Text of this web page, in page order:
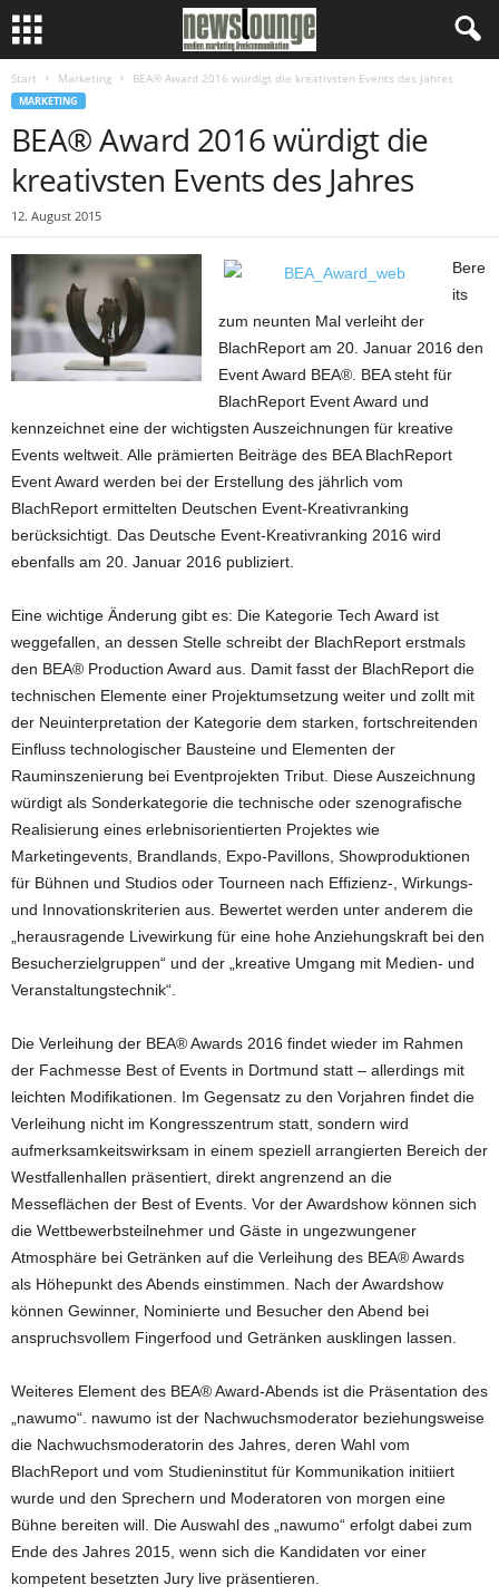
Start Marketing BEA® Award 2016 würdigt die kreativsten Events des Jahres
MARKETING
BEA® Award 2016 würdigt die
kreativsten Events des Jahres
12. August 2015
Bere
its
zum neunten Mal verleiht der
BlachReport am 20. Januar 2016 den
Event Award BEA®. BEA steht für
BlachReport Event Award und
kennzeichnet eine der wichtigsten Auszeichnungen für kreative
Events weltweit. Alle prämierten Beiträge des BEA BlachReport
Event Award werden bei der Erstellung des jährlich vom
BlachReport ermittelten Deutschen Event-Kreativranking
berücksichtigt. Das Deutsche Event-Kreativranking 2016 wird
ebenfalls am 20. Januar 2016 publiziert.
Eine wichtige Änderung gibt es: Die Kategorie Tech Award ist
weggefallen, an dessen Stelle schreibt der BlachReport erstmals
den BEA® Production Award aus. Damit fasst der BlachReport die
technischen Elemente einer Projektumsetzung weiter und zollt mit
der Neuinterpretation der Kategorie dem starken, fortschreitenden
Einfluss technologischer Bausteine und Elementen der
Rauminszenierung bei Eventprojekten Tribut. Diese Auszeichnung
würdigt als Sonderkategorie die technische oder szenografische
Realisierung eines erlebnisorientierten Projektes wie
Marketingevents, Brandlands, Expo-Pavillons, Showproduktionen
für Bühnen und Studios oder Tourneen nach Effizienz-, Wirkungs-
und Innovationskriterien aus. Bewertet werden unter anderem die
„herausragende Livewirkung für eine hohe Anziehungskraft bei den
Besucherzielgruppen“ und der „kreative Umgang mit Medien- und
Veranstaltungstechnik“.
Die Verleihung der BEA® Awards 2016 findet wieder im Rahmen
der Fachmesse Best of Events in Dortmund statt – allerdings mit
leichten Modifikationen. Im Gegensatz zu den Vorjahren findet die
Verleihung nicht im Kongresszentrum statt, sondern wird
aufmerksamkeitswirksam in einem speziell arrangierten Bereich der
Westfallenhallen präsentiert, direkt angrenzend an die
Messeflächen der Best of Events. Vor der Awardshow können sich
die Wettbewerbsteilnehmer und Gäste in ungezwungener
Atmosphäre bei Getränken auf die Verleihung des BEA® Awards
als Höhepunkt des Abends einstimmen. Nach der Awardshow
können Gewinner, Nominierte und Besucher den Abend bei
anspruchsvollem Fingerfood und Getränken ausklingen lassen.
Weiteres Element des BEA® Award-Abends ist die Präsentation des
„nawumo“. nawumo ist der Nachwuchsmoderator beziehungsweise
die Nachwuchsmoderatorin des Jahres, deren Wahl vom
BlachReport und vom Studieninstitut für Kommunikation initiiert
wurde und den Sprechern und Moderatoren von morgen eine
Bühne bereiten will. Die Auswahl des „nawumo“ erfolgt dabei zum
Ende des Jahres 2015, wenn sich die Kandidaten vor einer
kompetent besetzten Jury live präsentieren.